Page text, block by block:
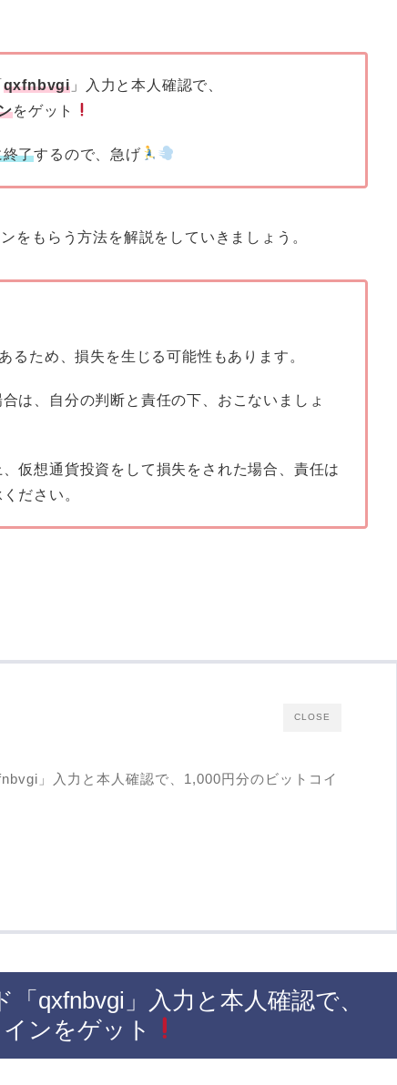
qxfnbvgi 」入力と本人確認で、
をゲット
終了するので、急げ
をもらう方法を解説をしていきましょう。
るため、損失を生じる可能性もあります。
は、自分の判断と責任の下、おこないましょ
仮想通貨投資をして損失をされた場合、責任は
ださい。
CLOSE
」入力と本人確認で、1,000円分のビットコイ
qxfnbvgi」入力と本人確認で、
ンをゲット